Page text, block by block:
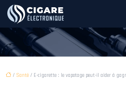
/ Santé / E-cigarette : le vapotage peut-il aider à